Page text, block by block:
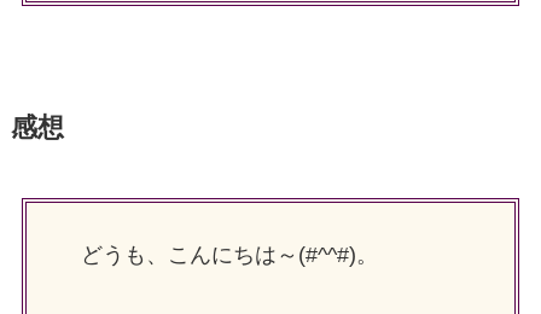
感想
どうも、こんにちは～(#^^#)。